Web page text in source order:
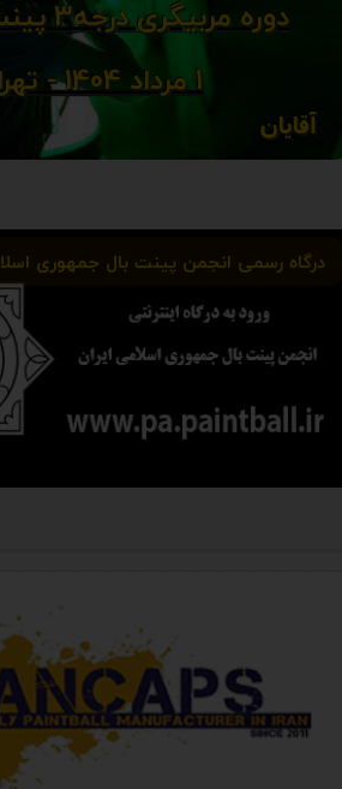
دوره مربیگری درجه3 پینت بال
1 مرداد 1404 - تهران
آقایان
درگاه رسمی انجمن پینت بال جمهوری